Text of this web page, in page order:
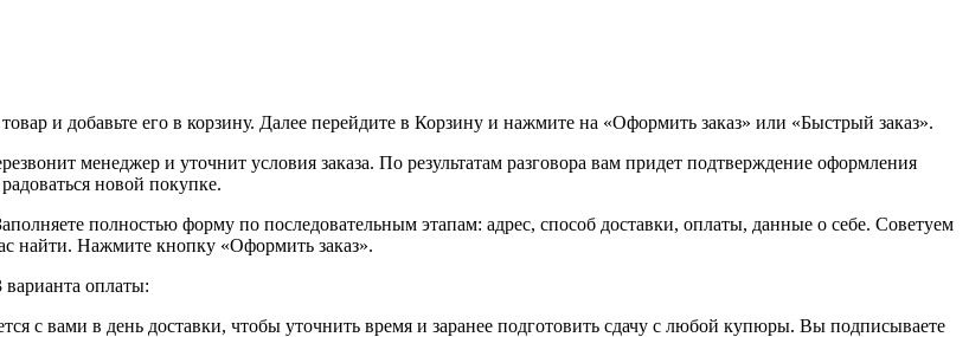
и добавьте его в корзину. Далее перейдите в Корзину и нажмите на «Оформить заказ» или «Быстрый заказ».
менеджер и уточнит условия заказа. По результатам разговора вам придет подтверждение оформления
новой покупке.
полностью форму по последовательным этапам: адрес, способ доставки, оплаты, данные о себе. Советуем
найти. Нажмите кнопку «Оформить заказ».
оплаты:
с вами в день доставки, чтобы уточнить время и заранее подготовить сдачу с любой купюры. Вы подписываете